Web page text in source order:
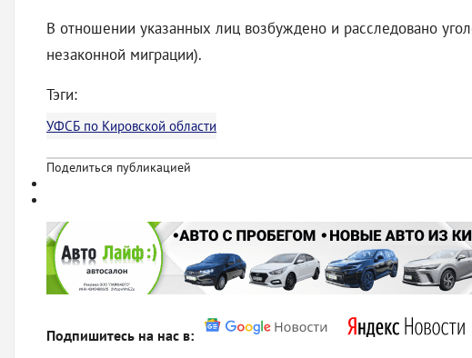
В отношении указанных лиц возбуждено и расследовано
незаконной миграции).
Тэги:
УФСБ по Кировской области
Поделиться публикацией
Подпишитесь на нас в: